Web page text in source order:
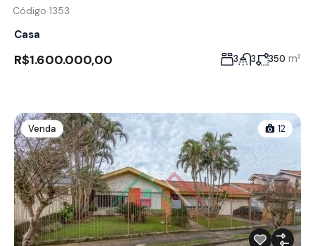
Código 1353
Casa
R$1.600.000,00 3 3 350 m²
Venda 12